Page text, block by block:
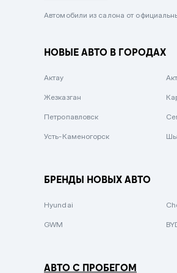
Вишневый
Зеленый металлик
Автомобили из салона от
НОВЫЕ АВТО В ГОРОДАХ
Актау
Жезказган
Петропавловск
Усть-Каменогорск
БРЕНДЫ НОВЫХ АВТО
Hyundai
GWM
АВТО С ПРОБЕГОМ